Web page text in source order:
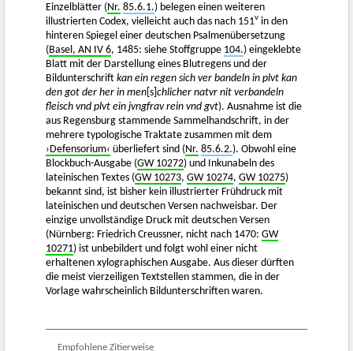
Einzelblätter ( Nr. 85.6.1.) belegen einen weiteren
illustrierten Codex, vielleicht auch das nach 151v in den
hinteren Spiegel einer deutschen Psalmenübersetzung
( Basel, AN IV 6, 1485: siehe Stoffgruppe 104.) eingeklebte
Blatt mit der Darstellung eines Blutregens und der
Bildunterschrift kan ein regen sich ver bandeln in plvt kan
den got der her in men [s] chlicher natvr nit verbandeln
fleisch vnd plvt ein jvngfrav rein vnd gvt). Ausnahme ist die
aus Regensburg stammende Sammelhandschrift, in der
mehrere typologische Traktate zusammen mit dem
›Defensorium‹ überliefert sind ( Nr. 85.6.2.). Obwohl eine
Blockbuch-Ausgabe (GW 10272) und Inkunabeln des
lateinischen Textes (GW 10273, GW 10274, GW 10275)
bekannt sind, ist bisher kein illustrierter Frühdruck mit
lateinischen und deutschen Versen nachweisbar. Der
einzige unvollständige Druck mit deutschen Versen
(Nürnberg: Friedrich Creussner, nicht nach 1470: GW
10271) ist unbebildert und folgt wohl einer nicht
erhaltenen xylographischen Ausgabe. Aus dieser dürften
die meist vierzeiligen Textstellen stammen, die in der
Vorlage wahrscheinlich Bildunterschriften waren.
Empfohlene Zitierweise